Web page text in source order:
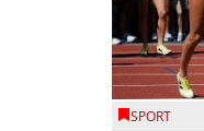
SPORT